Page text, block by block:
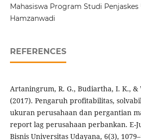
Mahasiswa Program Studi
Hamzanwadi
REFERENCES
Artaningrum, R. G., Budiartha, I. K., &
(2017). Pengaruh profitabilitas,
ukuran perusahaan dan pergantian
report lag perusahaan perbankan. E-
Bisnis Universitas Udayana, 6(3),